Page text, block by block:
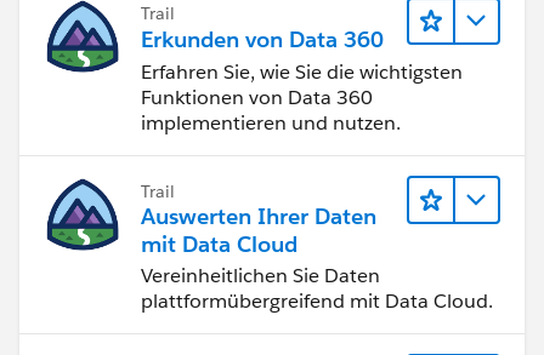
Trail
Erkunden von Data 360
Erfahren Sie, wie Sie die wichtigsten
Funktionen von Data 360
implementieren und nutzen.
Trail
Auswerten Ihrer Daten
mit Data Cloud
Vereinheitlichen Sie Daten
plattformübergreifend mit Data Cloud.